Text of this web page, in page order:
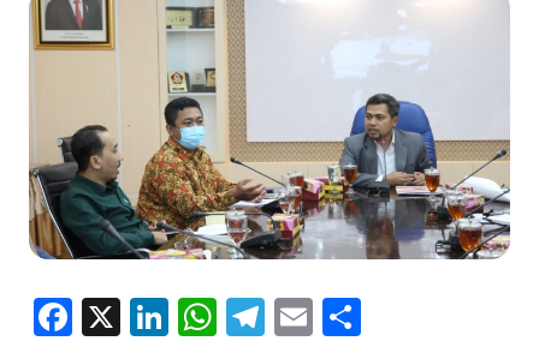
F
X
Li W T
E